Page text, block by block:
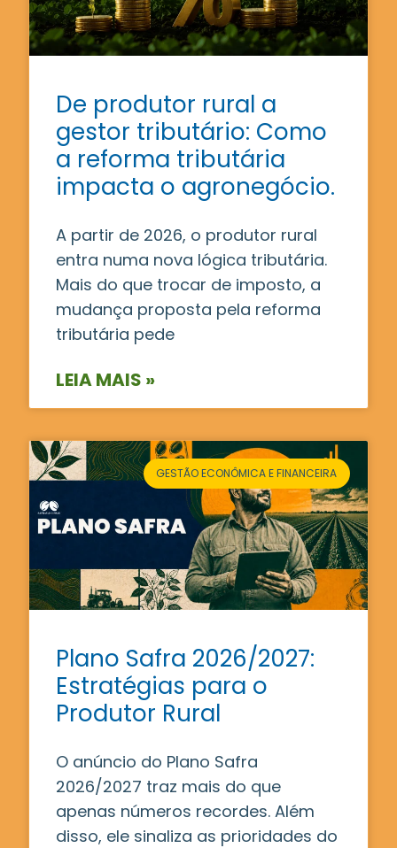
De produtor rural a
gestor tributário: Como
a reforma tributária
impacta o agronegócio.
A partir de 2026, o produtor rural
entra numa nova lógica tributária.
Mais do que trocar de imposto, a
mudança proposta pela reforma
tributária pede
LEIA MAIS »
GESTÃO ECONÔMICA E FINANCEIRA
Plano Safra 2026/2027:
Estratégias para o
Produtor Rural
O anúncio do Plano Safra
2026/2027 traz mais do que
apenas números recordes. Além
disso, ele sinaliza as prioridades do